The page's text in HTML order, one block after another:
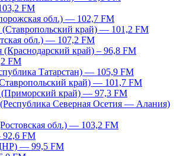
FM
обл.) — 102,7 FM
(Ставропольский край) — 101,2 FM
обл.) — 107,2 FM
(Краснодарский край) – 96,8 FM
FM
Татарстан) — 105,9 FM
край) — 101,7 FM
(Приморский край) — 97,3 FM
Северная Осетия — Алания)
обл.) — 103,2 FM
FM
— 99,5 FM